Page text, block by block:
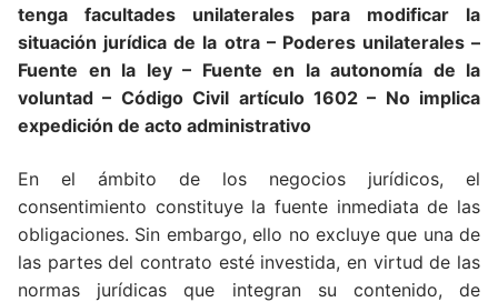
tenga facultades unilaterales para modificar la
situación jurídica de la otra – Poderes unilaterales –
Fuente en la ley – Fuente en la autonomía de la
voluntad – Código Civil artículo 1602 – No implica
expedición de acto administrativo
En el ámbito de los negocios jurídicos, el
consentimiento constituye la fuente inmediata de las
obligaciones. Sin embargo, ello no excluye que una de
las partes del contrato esté investida, en virtud de las
normas jurídicas que integran su contenido, de